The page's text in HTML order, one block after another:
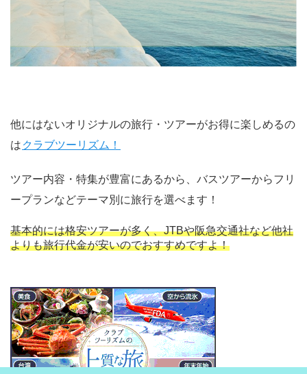
他にはないオリジナルの旅行・ツアーがお得に楽しめるの
は クラブツーリズム！
ツアー内容・特集が豊富にあるから、バスツアーからフリ
ープランなどテーマ別に旅行を選べます！
基本的には格安ツアーが多く、JTBや阪急交通社など他社
よりも旅行代金が安いのでおすすめですよ！